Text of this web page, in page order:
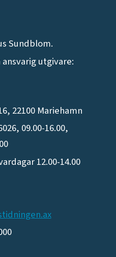
Sundblom.
utgivare:
22100 Mariehamn
09.00-16.00,
12.00-14.00